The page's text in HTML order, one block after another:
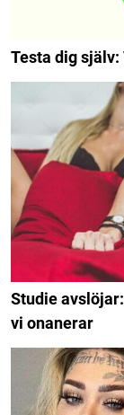
Testa dig
Studie
vi onanerar